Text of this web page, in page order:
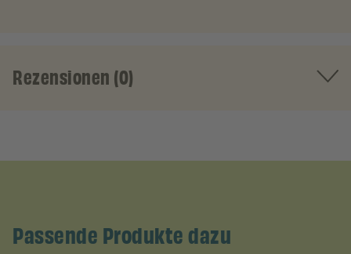
Rezensionen (0)
Passende Produkte dazu